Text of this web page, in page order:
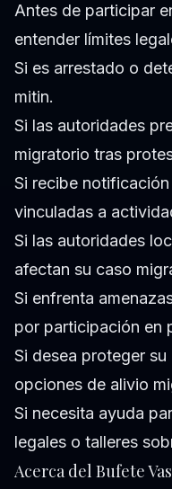
Antes de participar
entender límites
Si es arrestado o
mitin.
Si las autoridades
migratorio tras
Si recibe
vinculadas a
Si las autoridades
afectan su caso
Si enfrenta
por participación en
Si desea proteger
opciones de alivio
Si necesita ayuda
legales o talleres
Acerca del Bufete